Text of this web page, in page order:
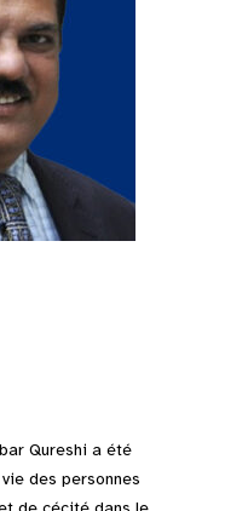
Qureshi a été
des personnes